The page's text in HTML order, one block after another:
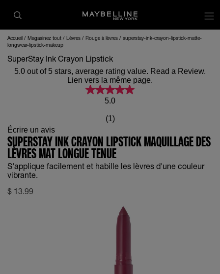
Accueil Magasinez tout Lèvres Rouge à lèvres
superstay-ink-crayon-lipstick-matte-
longwear-lipstick-makeup
SuperStay Ink Crayon Lipstick
5.0 out of 5 stars, average rating value. Read a Review.
Lien vers la même page.
5.0
(1)
Écrire un avis
SUPERSTAY INK CRAYON LIPSTICK MAQUILLAGE DES
LÈVRES MAT LONGUE TENUE
S'applique facilement et habille les lèvres d'une couleur
vibrante.
$ 13.99